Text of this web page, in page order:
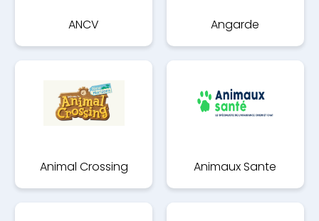
ANCV Angarde
Animal Crossing Animaux Sante